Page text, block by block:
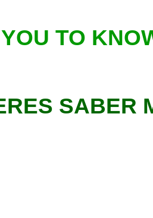
TO
SABER